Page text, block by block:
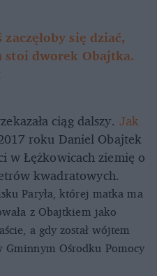
zaczęłoby się dziać,
stoi dworek Obajtka.
ciąg dalszy. Jak
roku Daniel Obajtek
w Łężkowicach ziemię o
kwadratowych.
Paryła, której matka ma
z Obajtkiem jako
a gdy został wójtem
Gminnym Ośrodku Pomocy